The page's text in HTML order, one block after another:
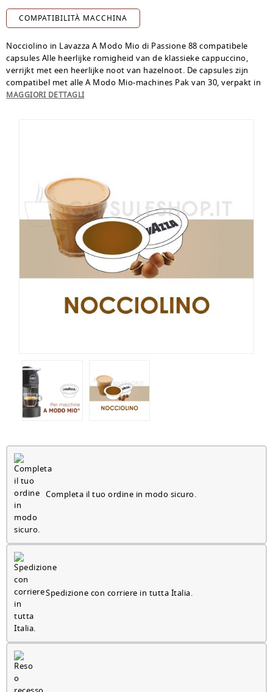
COMPATIBILITÀ MACCHINA
Nocciolino in Lavazza A Modo Mio di Passione 88 compatibele
capsules Alle heerlijke romigheid van de klassieke cappuccino,
verrijkt met een heerlijke noot van hazelnoot. De capsules zijn
compatibel met alle A Modo Mio-machines Pak van 30, verpakt in
praktische zakken van 10 capsules.
MAGGIORI DETTAGLI
Completa il tuo ordine in modo sicuro.
Spedizione con corriere in tutta Italia.